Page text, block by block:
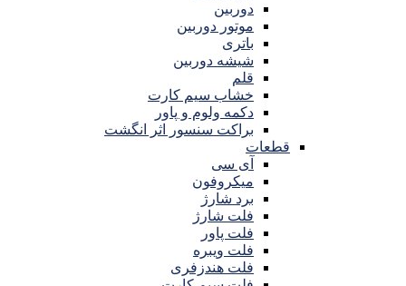
دوربین
موتور دوربین
باتری
شیشه دوربین
قلم
خشاب سیم کارت
دکمه ولوم و پاور
براکت سنسور اثر انگشت
قطعات
آی سی
میکروفون
برد شارژ
فلت شارژ
فلت پاور
فلت ویبره
فلت هندزفری